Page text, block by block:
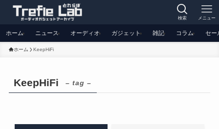
検索 メニュー
ホーム ニュース オーディオ ガジェット 雑記 コラム セー
ホーム KeepHiFi
KeepHiFi – tag –